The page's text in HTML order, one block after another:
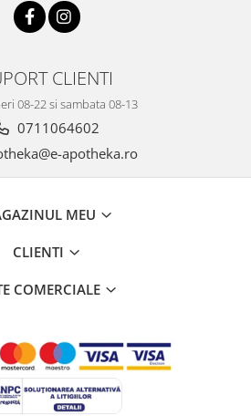
CLIENTI
08-22 si sambata 08-13
0711064602
apotheka.ro
MEU
CLIENTI
COMERCIALE